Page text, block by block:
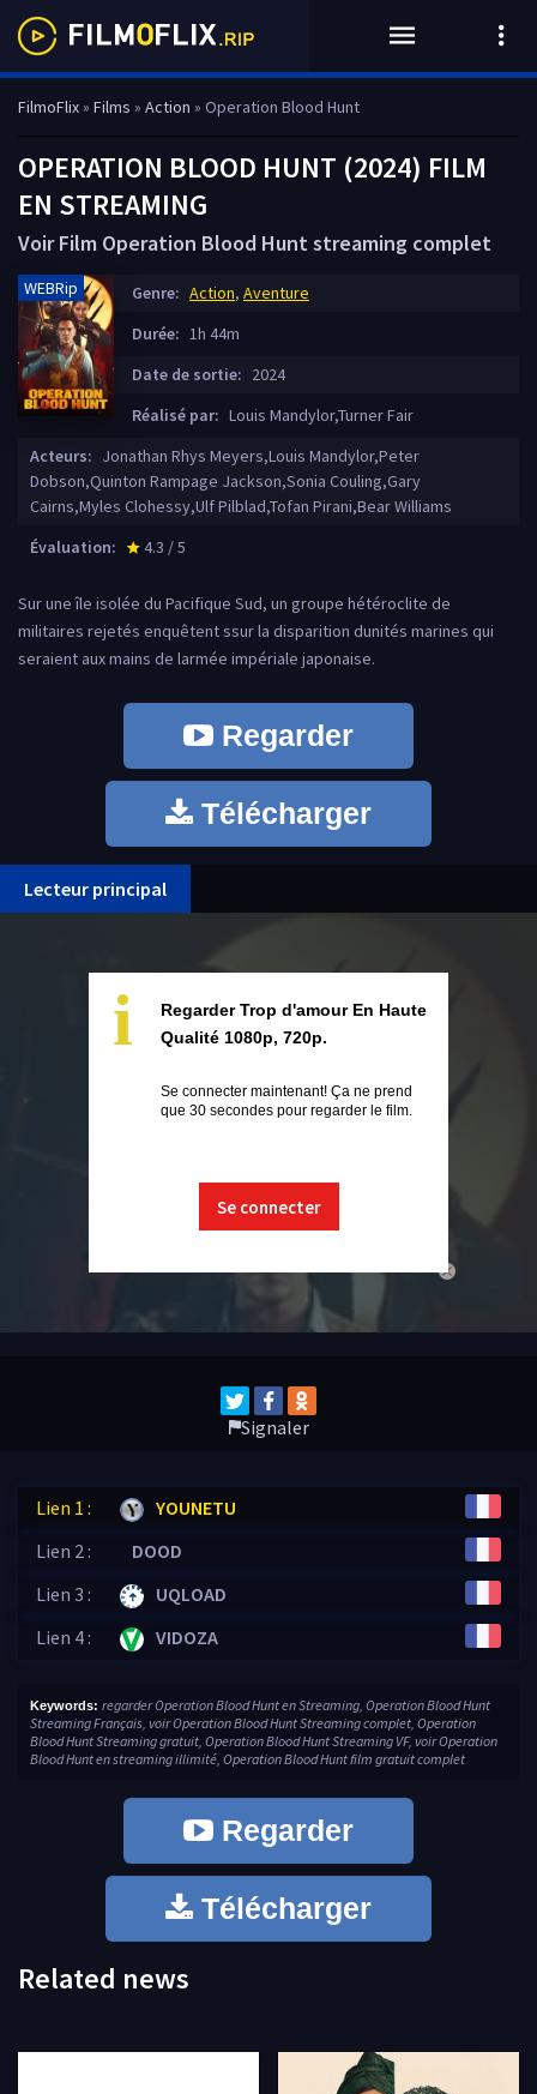
FilmoFlix» Films » Action » Operation Blood Hunt
OPERATION BLOOD HUNT (2024) FILM
EN STREAMING
Voir Film Operation Blood Hunt streaming complet
WEBRip Genre: Action, Aventure
Durée: 1h 44m
Date de sortie: 2024
Réalisé par: Louis Mandylor,Turner Fair
Acteurs: Jonathan Rhys Meyers,Louis Mandylor,Peter
Dobson,Quinton Rampage Jackson,Sonia Couling,Gary
Cairns,Myles Clohessy,Ulf Pilblad,Tofan Pirani,Bear Williams
Évaluation:
star_rate
4.3 / 5
Sur une île isolée du Pacifique Sud, un groupe hétéroclite de
militaires rejetés enquêtent ssur la disparition dunités marines qui
seraient aux mains de larmée impériale japonaise.
Regarder
Télécharger
Lecteur principal
close
i
Regarder Trop d'amour En Haute
Qualité 1080p, 720p.
Se connecter maintenant! Ça ne prend
que 30 secondes pour regarder le film.
Se connecter
Signaler
Lien 1 :
YOUNETU
Lien 2 :
DOOD
Lien 3 :
UQLOAD
Lien 4 :
VIDOZA
Keywords: regarder Operation Blood Hunt en Streaming, Operation Blood Hunt
Streaming Français, voir Operation Blood Hunt Streaming complet, Operation
Blood Hunt Streaming gratuit, Operation Blood Hunt Streaming VF, voir Operation
Blood Hunt en streaming illimité, Operation Blood Hunt film gratuit complet
Regarder
Télécharger
Related news